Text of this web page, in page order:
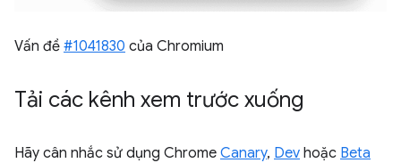
Vấn đề #1041830 của Chromium
Tải các kênh xem trước xuống
Hãy cân nhắc sử dụng Chrome Canary, Dev hoặc Beta